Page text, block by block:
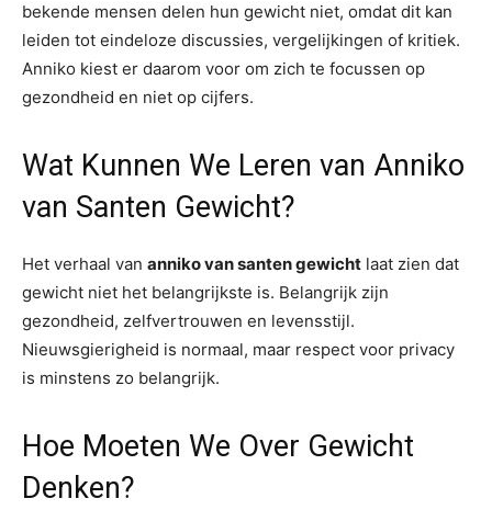
bekende mensen delen hun gewicht niet, omdat dit kan
leiden tot eindeloze discussies, vergelijkingen of kritiek.
Anniko kiest er daarom voor om zich te focussen op
gezondheid en niet op cijfers.
Wat Kunnen We Leren van Anniko
van Santen Gewicht?
Het verhaal van anniko van santen gewicht laat zien dat
gewicht niet het belangrijkste is. Belangrijk zijn
gezondheid, zelfvertrouwen en levensstijl.
Nieuwsgierigheid is normaal, maar respect voor privacy
is minstens zo belangrijk.
Hoe Moeten We Over Gewicht
Denken?